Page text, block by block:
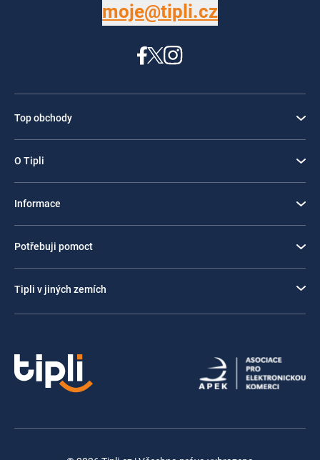
moje@tipli.cz
Top obchody
O Tipli
Informace
Potřebuji pomoct
Tipli v jiných zemích